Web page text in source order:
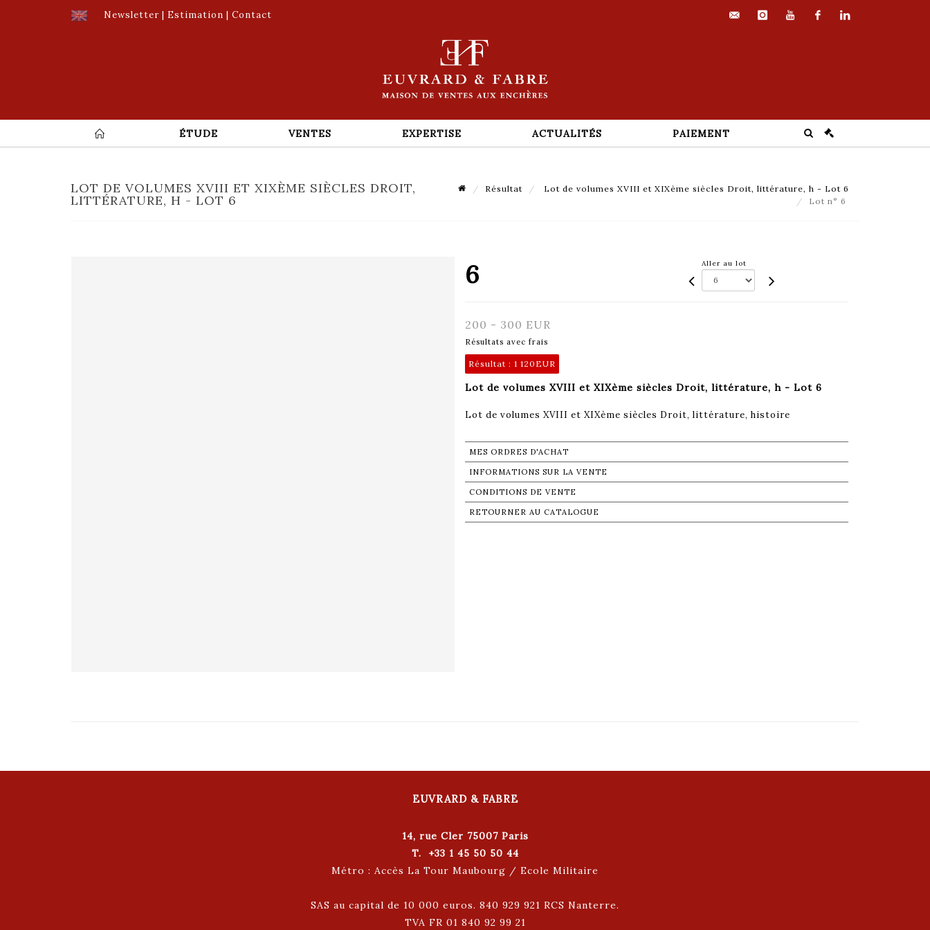
Newsletter | Estimation | Contact
ÉTUDE VENTES EXPERTISE ACTUALITÉS PAIEMENT
LOT DE VOLUMES XVIII ET XIXÈME SIÈCLES DROIT,
LITTÉRATURE, H - LOT 6
Résultat
Lot de volumes XVIII et XIXème siècles Droit, littérature, h - Lot 6
Lot n° 6
6 Aller au lot
200 - 300 EUR
Résultats avec frais
Résultat : 1 120EUR
Lot de volumes XVIII et XIXème siècles Droit, littérature, h - Lot 6
Lot de volumes XVIII et XIXème siècles Droit, littérature, histoire
MES ORDRES D'ACHAT
INFORMATIONS SUR LA VENTE
CONDITIONS DE VENTE
RETOURNER AU CATALOGUE
EUVRARD & FABRE
14, rue Cler 75007 Paris
T. +33 1 45 50 50 44
Métro : Accès La Tour Maubourg / Ecole Militaire
SAS au capital de 10 000 euros. 840 929 921 RCS Nanterre.
TVA FR 01 840 92 99 21